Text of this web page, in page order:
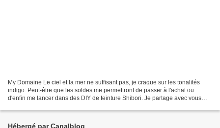
My Domaine Le ciel et la mer ne suffisant pas, je craque sur les tonalités
indigo. Peut-être que les soldes me permettront de passer à l'achat ou
d'enfin me lancer dans des DIY de teinture Shibori. Je partage avec vous
Hébergé par Canalblog